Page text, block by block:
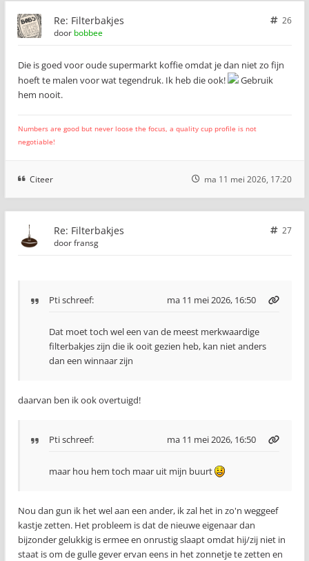
Re: Filterbakjes
26
door bobbee
Die is goed voor oude supermarkt koffie omdat je dan niet zo fijn
hoeft te malen voor wat tegendruk. Ik heb die ook!
Gebruik
hem nooit.
Numbers are good but never loose the focus, a quality cup profile is not
negotiable!
Citeer ma 11 mei 2026, 17:20
Re: Filterbakjes
27
doorfransg
Ptischreef: ma 11 mei 2026, 16:50
Dat moet toch wel een van de meest merkwaardige
filterbakjes zijn die ik ooit gezien heb, kan niet anders
dan een winnaar zijn
daarvan ben ik ook overtuigd!
Ptischreef: ma 11 mei 2026, 16:50
maar hou hem toch maar uit mijn buurt
Nou dan gun ik het wel aan een ander, ik zal het in zo'n weggeef
kastje zetten. Het probleem is dat de nieuwe eigenaar dan
bijzonder gelukkig is ermee en onrustig slaapt omdat hij/zij niet in
staat is om de gulle gever ervan eens in het zonnetje te zetten en